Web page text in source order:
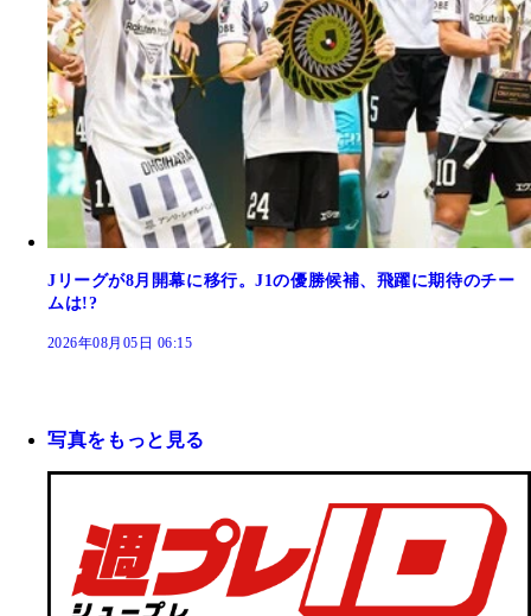
Jリーグが8月開幕に移行。J1の優勝候補、飛躍に期待のチー
ムは!?
2026年08月05日 06:15
写真をもっと見る